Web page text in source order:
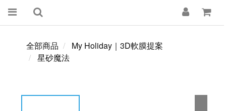
全部商品
My Holiday｜3D軟膜提案
星砂魔法